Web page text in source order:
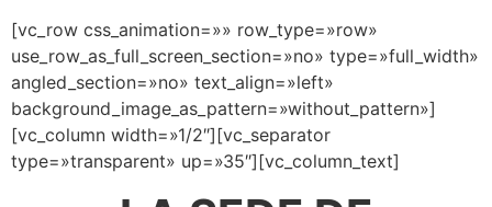
[vc_row css_animation=»» row_type=»row»
use_row_as_full_screen_section=»no» type=»full_width»
angled_section=»no» text_align=»left»
background_image_as_pattern=»without_pattern»]
[vc_column width=»1/2″][vc_separator
type=»transparent» up=»35″][vc_column_text]